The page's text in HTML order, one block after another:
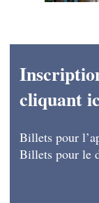
cliquant
Billets pour
Billets pour le